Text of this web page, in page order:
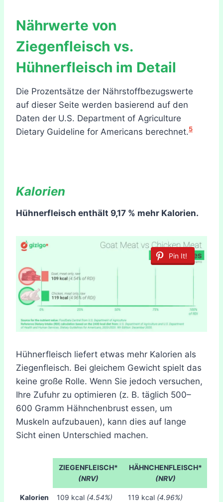
Nährwerte von
Ziegenfleisch vs.
Hühnerfleisch im Detail
Die Prozentsätze der Nährstoffbezugswerte
auf dieser Seite werden basierend auf den
Daten der U.S. Department of Agriculture
Dietary Guideline for Americans berechnet.5
Kalorien
Hühnerfleisch enthält 9,17 % mehr Kalorien.
Pin It!
Hühnerfleisch liefert etwas mehr Kalorien als
Ziegenfleisch. Bei gleichem Gewicht spielt das
keine große Rolle. Wenn Sie jedoch versuchen,
Ihre Zufuhr zu optimieren (z. B. täglich 500–
600 Gramm Hähnchenbrust essen, um
Muskeln aufzubauen), kann dies auf lange
Sicht einen Unterschied machen.
ZIEGENFLEISCH*
(NRV)
HÄHNCHENFLEISCH*
(NRV)
Kalorien 109 kcal (4.54%) 119 kcal (4.96%)